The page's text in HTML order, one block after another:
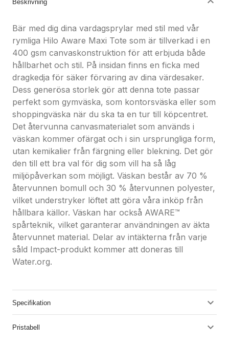
Beskrivning
Bär med dig dina vardagsprylar med stil med vår
rymliga Hilo Aware Maxi Tote som är tillverkad i en
400 gsm canvaskonstruktion för att erbjuda både
hållbarhet och stil. På insidan finns en ficka med
dragkedja för säker förvaring av dina värdesaker.
Dess generösa storlek gör att denna tote passar
perfekt som gymväska, som kontorsväska eller som
shoppingväska när du ska ta en tur till köpcentret.
Det återvunna canvasmaterialet som används i
väskan kommer ofärgat och i sin ursprungliga form,
utan kemikalier från färgning eller blekning. Det gör
den till ett bra val för dig som vill ha så låg
miljöpåverkan som möjligt. Väskan består av 70 %
återvunnen bomull och 30 % återvunnen polyester,
vilket understryker löftet att göra våra inköp från
hållbara källor. Väskan har också AWARE™
spårteknik, vilket garanterar användningen av äkta
återvunnet material. Delar av intäkterna från varje
såld Impact-produkt kommer att doneras till
Water.org.
Specifikation
Pristabell